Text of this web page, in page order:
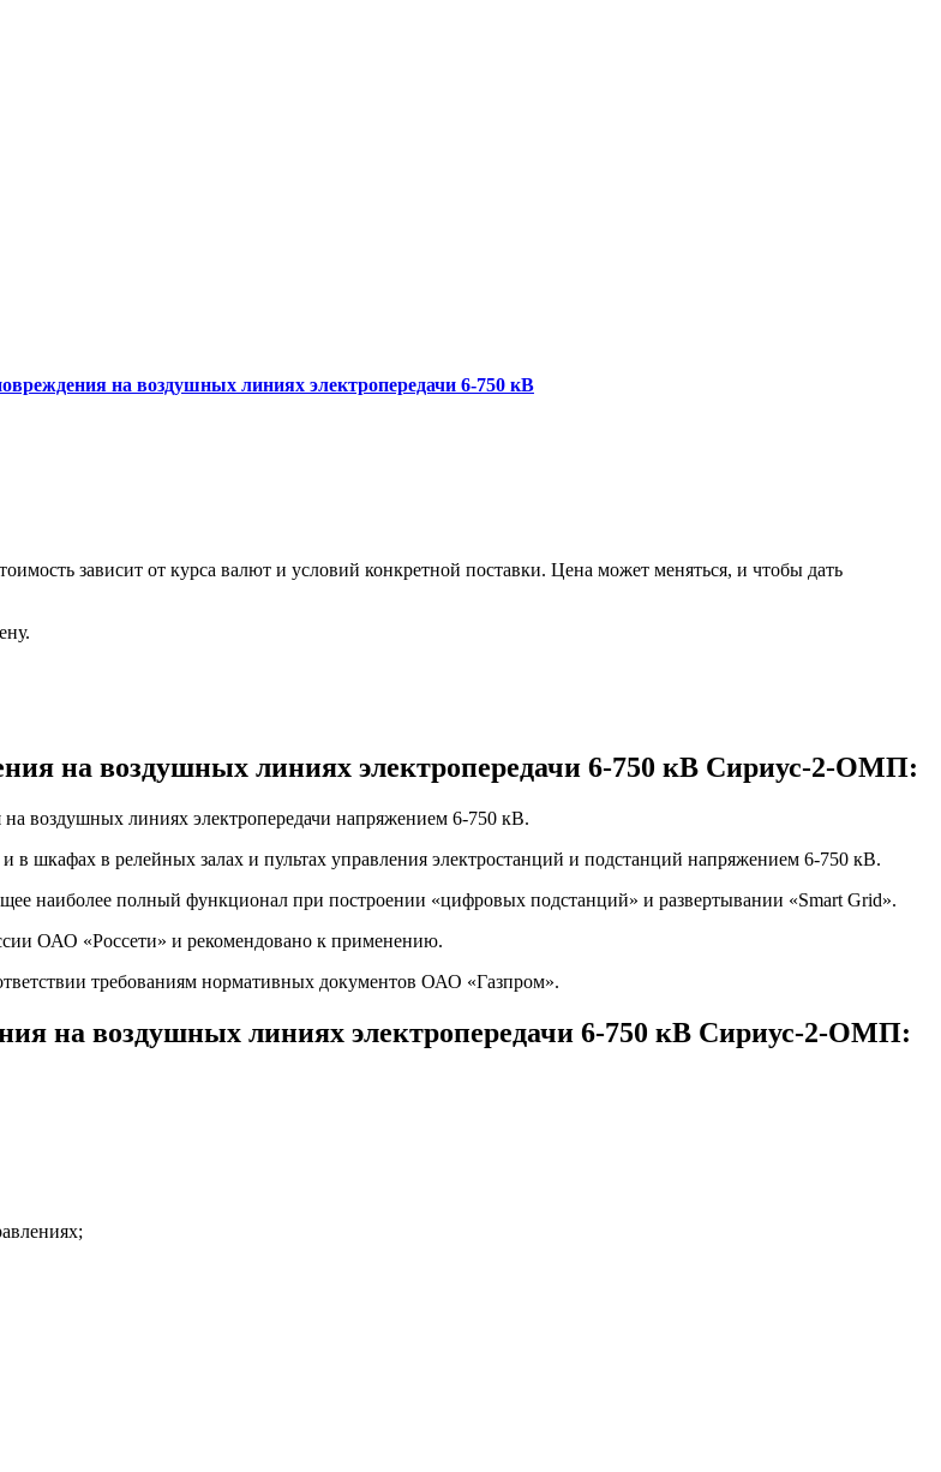
на воздушных линиях электропередачи 6-750 кВ
зависит от курса валют и условий конкретной поставки. Цена может меняться, и чтобы дать
на воздушных линиях электропередачи 6-750 кВ Сириус-2-ОМП:
на воздушных линиях электропередачи напряжением 6-750 кВ.
шкафах в релейных залах и пультах управления электростанций и подстанций напряжением 6-750 кВ.
наиболее полный функционал при построении «цифровых подстанций» и развертывании «Smart Grid».
ОАО «Россети» и рекомендовано к применению.
требованиям нормативных документов ОАО «Газпром».
на воздушных линиях электропередачи 6-750 кВ Сириус-2-ОМП: